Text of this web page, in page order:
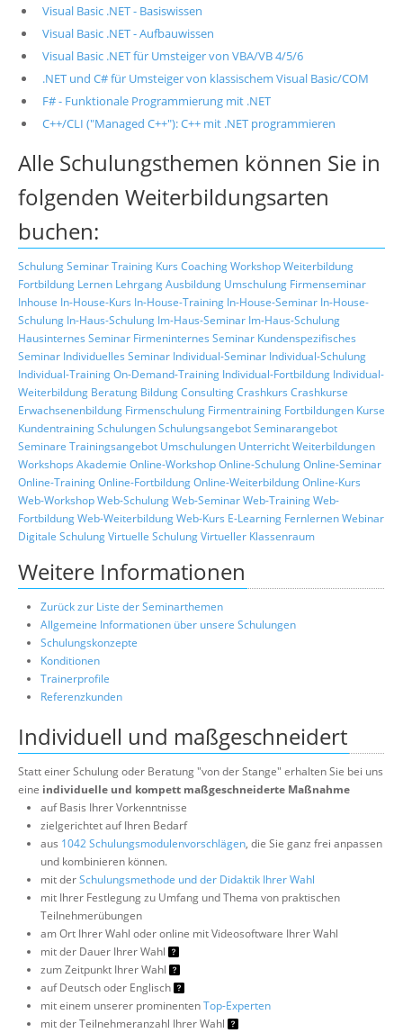
Visual Basic .NET - Basiswissen
Visual Basic .NET - Aufbauwissen
Visual Basic .NET für Umsteiger von VBA/VB 4/5/6
.NET und C# für Umsteiger von klassischem Visual Basic/COM
F# - Funktionale Programmierung mit .NET
C++/CLI ("Managed C++"): C++ mit .NET programmieren
Alle Schulungsthemen können Sie in
folgenden Weiterbildungsarten
buchen:
SchulungSeminarTraining Kurs CoachingWorkshopWeiterbildung
Fortbildung Lernen LehrgangAusbildung Umschulung Firmenseminar
Inhouse In-House-Kurs In-House-Training In-House-Seminar In-House-
Schulung In-Haus-Schulung Im-Haus-Seminar Im-Haus-Schulung
Hausinternes Seminar Firmeninternes Seminar Kundenspezifisches
Seminar Individuelles Seminar Individual-Seminar Individual-Schulung
Individual-TrainingOn-Demand-Training Individual-Fortbildung Individual-
Weiterbildung Beratung BildungConsultingCrashkurs Crashkurse
Erwachsenenbildung Firmenschulung Firmentraining Fortbildungen Kurse
KundentrainingSchulungenSchulungsangebotSeminarangebot
Seminare Trainingsangebot Umschulungen UnterrichtWeiterbildungen
Workshops Akademie Online-WorkshopOnline-SchulungOnline-Seminar
Online-TrainingOnline-FortbildungOnline-WeiterbildungOnline-Kurs
Web-WorkshopWeb-SchulungWeb-SeminarWeb-TrainingWeb-
FortbildungWeb-WeiterbildungWeb-Kurs E-Learning FernlernenWebinar
Digitale SchulungVirtuelle SchulungVirtueller Klassenraum
Weitere Informationen
Zurück zur Liste der Seminarthemen
Allgemeine Informationen über unsere Schulungen
Schulungskonzepte
Konditionen
Trainerprofile
Referenzkunden
Individuell und maßgeschneidert
Statt einer Schulung oder Beratung "von der Stange" erhalten Sie bei uns
eine individuelle und kompett maßgeschneiderte Maßnahme
auf Basis Ihrer Vorkenntnisse
zielgerichtet auf Ihren Bedarf
aus 1042 Schulungsmodulenvorschlägen, die Sie ganz frei anpassen
und kombinieren können.
mit derSchulungsmethode und der Didaktik Ihrer Wahl
mit Ihrer Festlegung zu Umfang und Thema von praktischen
Teilnehmerübungen
am Ort Ihrer Wahl oder online mit Videosoftware Ihrer Wahl
mit der Dauer Ihrer Wahl
zum Zeitpunkt Ihrer Wahl
auf Deutsch oder Englisch
mit einem unserer prominentenTop-Experten
mit der Teilnehmeranzahl Ihrer Wahl